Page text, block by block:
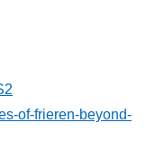
of-frieren-beyond-